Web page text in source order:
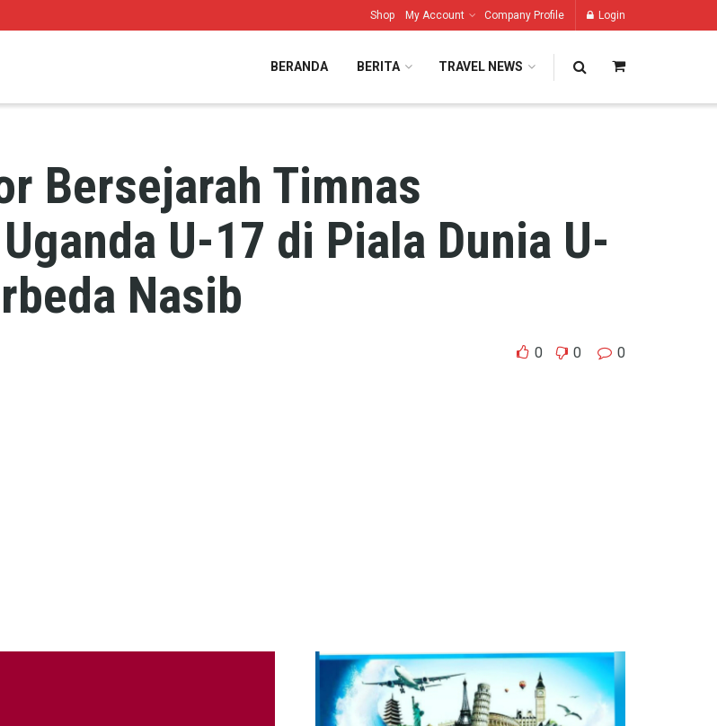
Shop My Account Company Profile Login
BERANDA BERITA TRAVEL NEWS
Bersejarah Timnas
U-17 di Piala Dunia U-
Nasib
0 0 0